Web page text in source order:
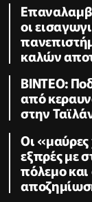
οι
καλών
ΒΙΝΤΕΟ:
από
στην
Οι
εξπρές με
πόλεμο και